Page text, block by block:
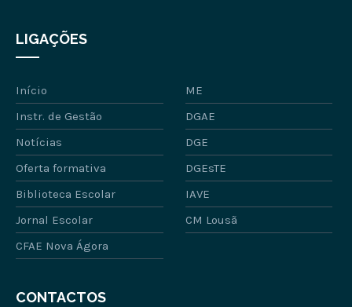
LIGAÇÕES
Início
ME
Instr. de Gestão
DGAE
Notícias
DGE
Oferta formativa
DGEsTE
Biblioteca Escolar
IAVE
Jornal Escolar
CM Lousã
CFAE Nova Ágora
CONTACTOS